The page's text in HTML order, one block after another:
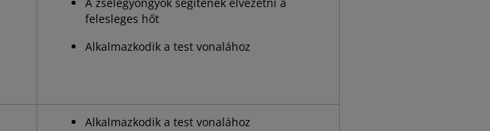
felesleges hőt
Alkalmazkodik a test vonalához
Alkalmazkodik a test vonalához